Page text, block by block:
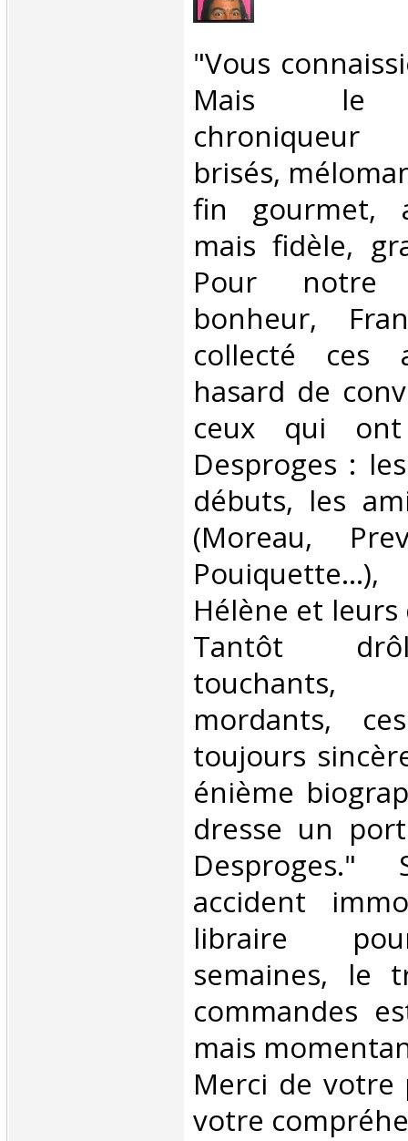
‎"Vous
Mais le
brisés,
fin gourmet,
mais fidèle,
Pour notre
bonheur,
collecté ces
hasard de
ceux qui
Desproges :
débuts, les
(Moreau,
Hélène et
Tantôt
touchants,
mordants,
toujours
énième
dresse un
accident
libraire
semaines, le
commandes
mais
Merci de votre
votre